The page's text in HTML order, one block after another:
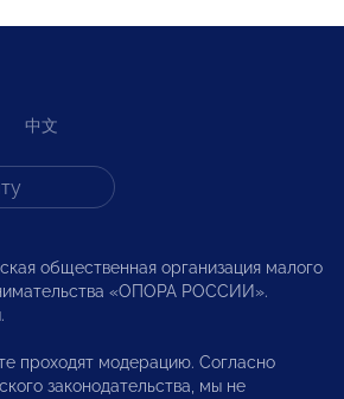
中文
общественная организация малого
«ОПОРА РОССИИ».
проходят модерацию. Согласно
законодательства, мы не